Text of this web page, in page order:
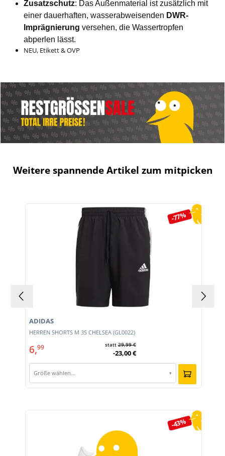
Zusatzschutz: Das Außenmaterial ist zusätzlich mit
einer dauerhaften, wasserabweisenden DWR-
Imprägnierung versehen, die Wassertropfen
abperlen lässt.
NEU, Etikett & OVP
Weitere spannende Artikel zum mitpicken
Produktgalerie überspringen
-77%
HERREN SHORTS M 3S CHELSEA (GL0022)
ADIDAS
6,99 statt29,99 €
-23,00 €
Größe wählen… ▾
-43%